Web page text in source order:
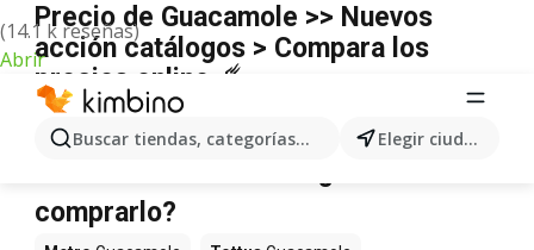
(14.1 k reseñas)
Abrir
Buscar tiendas, categorías, productos... Elegir ciudad
Precio de Guacamole >> Nuevos
acción catálogos > Compara los
precios online ☄️
No hemos encontrado resultados para este
término.
comprarlo?